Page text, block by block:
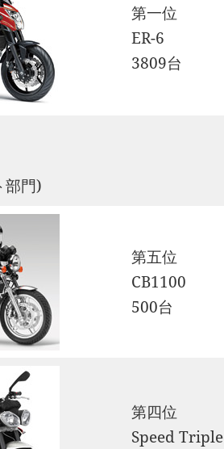
第一位
ER-6
3809台
部門)
第五位
CB1100
500台
第四位
Speed Triple